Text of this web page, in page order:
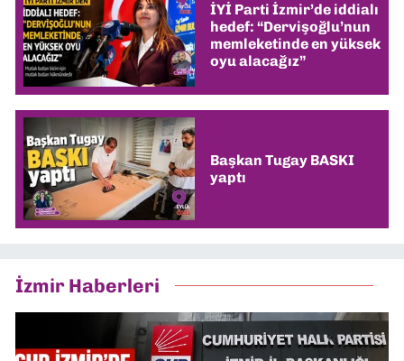
İYİ Parti İzmir’de iddialı
hedef: “Dervişoğlu’nun
memleketinde en yüksek
oyu alacağız”
Başkan Tugay BASKI
yaptı
İzmir Haberleri